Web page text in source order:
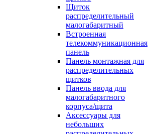
Щиток
распределительный
малогабаритный
Встроенная
телекоммуникационная
панель
Панель монтажная для
распределительных
щитков
Панель ввода для
малогабаритного
корпуса/щита
Аксессуары для
небольших